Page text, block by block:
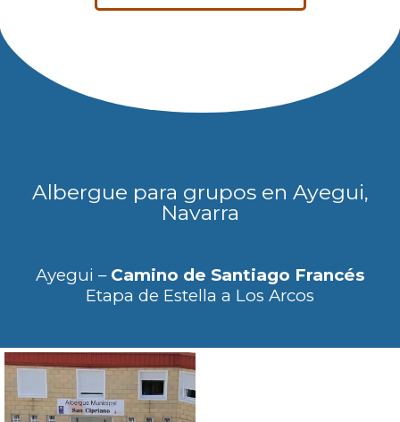
Albergue para grupos en Ayegui,
Navarra
Ayegui – Camino de Santiago Francés
Etapa de Estella a Los Arcos